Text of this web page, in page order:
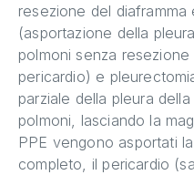
resezione del
(asportazione della
polmoni senza
pericardio) e
parziale della pleura
polmoni, lasciando la
PPE vengono asportati
completo, il pericardio